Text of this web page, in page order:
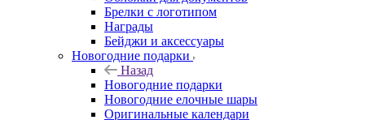
Брелки с логотипом
Награды
Бейджи и аксессуары
Новогодние подарки
Назад
Новогодние подарки
Новогодние елочные шары
Оригинальные календари